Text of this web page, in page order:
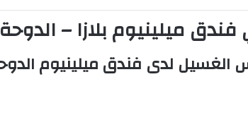
ميلينيوم بلازا – الدوحة